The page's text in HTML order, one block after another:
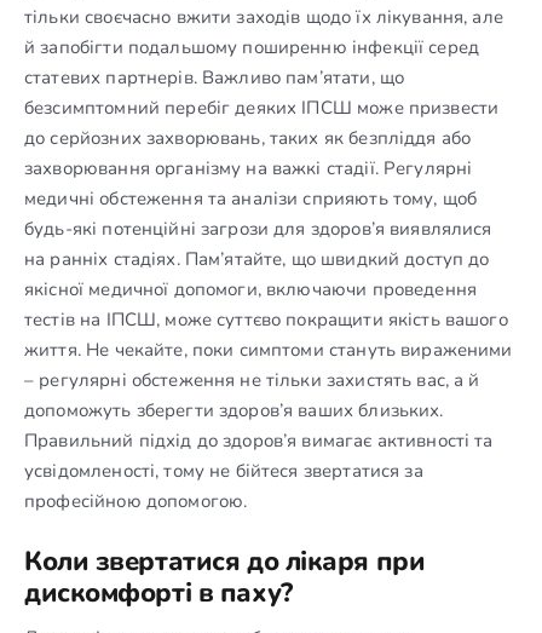
тільки своєчасно вжити заходів щодо їх лікування, але
й запобігти подальшому поширенню інфекції серед
статевих партнерів. Важливо пам’ятати, що
безсимптомний перебіг деяких ІПСШ може призвести
до серйозних захворювань, таких як безпліддя або
захворювання організму на важкі стадії. Регулярні
медичні обстеження та аналізи сприяють тому, щоб
будь-які потенційні загрози для здоров’я виявлялися
на ранніх стадіях. Пам’ятайте, що швидкий доступ до
якісної медичної допомоги, включаючи проведення
тестів на ІПСШ, може суттєво покращити якість вашого
життя. Не чекайте, поки симптоми стануть вираженими
– регулярні обстеження не тільки захистять вас, а й
допоможуть зберегти здоров’я ваших близьких.
Правильний підхід до здоров’я вимагає активності та
усвідомленості, тому не бійтеся звертатися за
професійною допомогою.
Коли звертатися до лікаря при
дискомфорті в паху?